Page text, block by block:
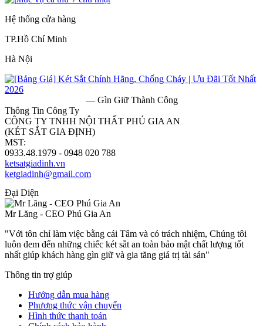
Hệ thống cửa hàng
TP.Hồ Chí Minh
Hà Nội
— Gìn Giữ Thành Công
Thông Tin Công Ty
CÔNG TY TNHH NỘI THẤT PHÚ GIA AN
(KÉT SẮT GIA ĐỊNH)
MST:
0933.48.1979 - 0948 020 788
ketsatgiadinh.vn
ketgiadinh@gmail.com
Đại Diện
Mr Lăng - CEO Phú Gia An
"Với tôn chỉ làm việc bằng cái Tâm và có trách nhiệm, Chúng tôi
luôn đem đến những chiếc két sắt an toàn bảo mật chất lượng tốt
nhất giúp khách hàng gìn giữ và gia tăng giá trị tài sản"
Thông tin trợ giúp
Hướng dẫn mua hàng
Phương thức vận chuyển
Hình thức thanh toán